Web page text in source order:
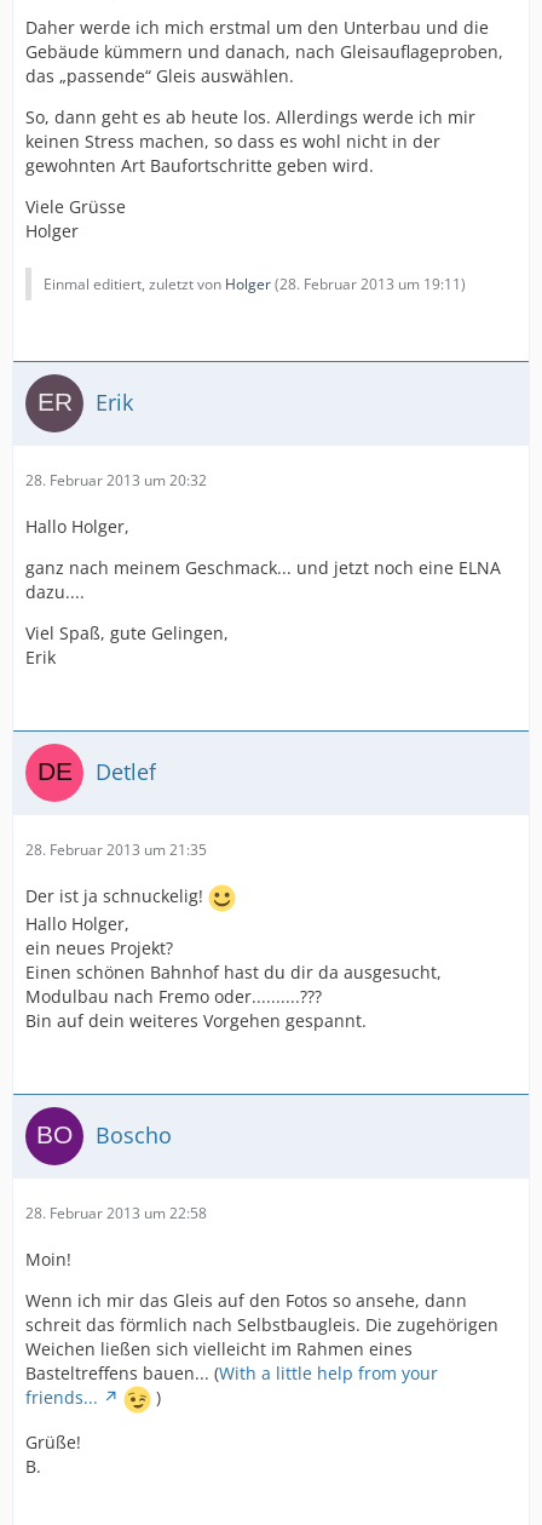
Daher werde ich mich erstmal um den Unterbau und die
Gebäude kümmern und danach, nach Gleisauflageproben,
das „passende“ Gleis auswählen.
So, dann geht es ab heute los. Allerdings werde ich mir
keinen Stress machen, so dass es wohl nicht in der
gewohnten Art Baufortschritte geben wird.
Viele Grüsse
Holger
Einmal editiert, zuletzt von Holger(28. Februar 2013 um 19:11)
Erik
28. Februar 2013 um 20:32
Hallo Holger,
ganz nach meinem Geschmack... und jetzt noch eine ELNA
dazu....
Viel Spaß, gute Gelingen,
Erik
Detlef
28. Februar 2013 um 21:35
Der ist ja schnuckelig!
Hallo Holger,
ein neues Projekt?
Einen schönen Bahnhof hast du dir da ausgesucht,
Modulbau nach Fremo oder..........???
Bin auf dein weiteres Vorgehen gespannt.
Boscho
28. Februar 2013 um 22:58
Moin!
Wenn ich mir das Gleis auf den Fotos so ansehe, dann
schreit das förmlich nach Selbstbaugleis. Die zugehörigen
Weichen ließen sich vielleicht im Rahmen eines
Basteltreffens bauen... (With a little help from your
friends...
)
Grüße!
B.